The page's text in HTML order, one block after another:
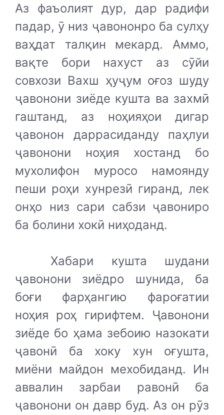
Аз фаъолият дур, дар радифи
падар, ӯ низ ҷавононро ба сулҳу
ваҳдат талқин мекард. Аммо,
вақте бори нахуст аз сӯйи
совхози Вахш ҳуҷум оғоз шуду
ҷавонони зиёде кушта ва захмӣ
гаштанд, аз ноҳияҳои дигар
ҷавонон даррасиданду паҳлуи
ҷавонони ноҳия хостанд бо
мухолифон муросо намоянду
пеши роҳи хунрезӣ гиранд, лек
онҳо низ сари сабзи ҷавониро
ба болини хокӣ ниҳоданд.
Хабари кушта шудани
ҷавонони зиёдро шунида, ба
боғи фарҳангию фароғатии
ноҳия роҳ гирифтем. Ҷавонони
зиёде бо ҳама зебоию назокати
ҷавонӣ ба хоку хун оғушта,
миёни майдон мехобиданд. Ин
аввалин зарбаи равонӣ ба
ҷавонони он давр буд. Аз он рӯз